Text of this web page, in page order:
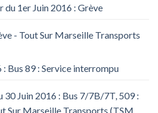
du 1er Juin 2016 : Grève
- Tout Sur Marseille Transports
Bus 89 : Service interrompu
30 Juin 2016 : Bus 7/7B/7T, 509 :
Sur Marseille Transports (TSM